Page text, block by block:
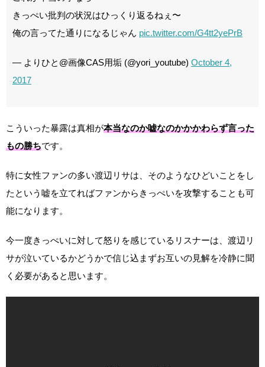
きっぺい批判の状況はひっくり返るねぇ〜
俺の言ってた通りになるじゃん pic.twitter.com/G4tt2yePrB
— よりひと@画像CAS用垢 (@yori_youtube) October 4,
2017
こういった暴露は真相が本当なのか嘘なのかかかわらず言った
もの勝ちです。
特に女性ファンの多い渡辺リサは、そのようなひどいことをし
たという嘘を立てればファンからきっぺいを攻撃することも可
能になります。
今一度きっぺいに対して怒りを感じているリスナーは、渡辺リ
サが泣いているかどうかで信じ込まずお互いの見解を冷静に聞
く必要があると思います。